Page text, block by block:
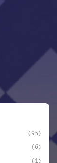
(95)
(6)
(1)